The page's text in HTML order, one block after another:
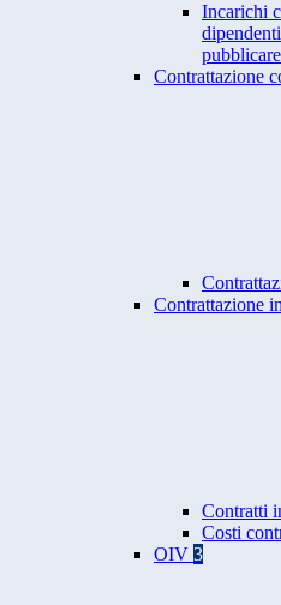
Incarichi
Contrattazione
Contrattazione
Contratti
Costi
OIV 3